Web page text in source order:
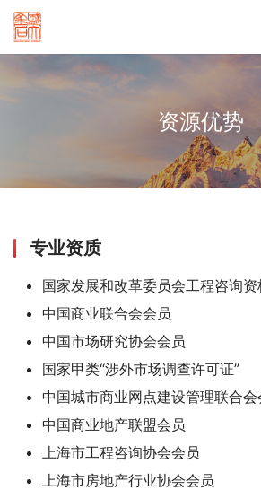
资源优势
专业资质
国家发展和改革委员会工程咨询资
中国商业联合会会员
中国市场研究协会会员
国家甲类“涉外市场调查许可证”
中国城市商业网点建设管理联合会
中国商业地产联盟会员
上海市工程咨询协会会员
上海市房地产行业协会会员